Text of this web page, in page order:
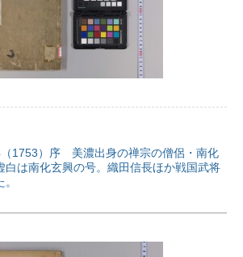
1753）序 美濃出身の禅宗の僧侶・南化
白は南化玄興の号。織田信長ほか戦国武将